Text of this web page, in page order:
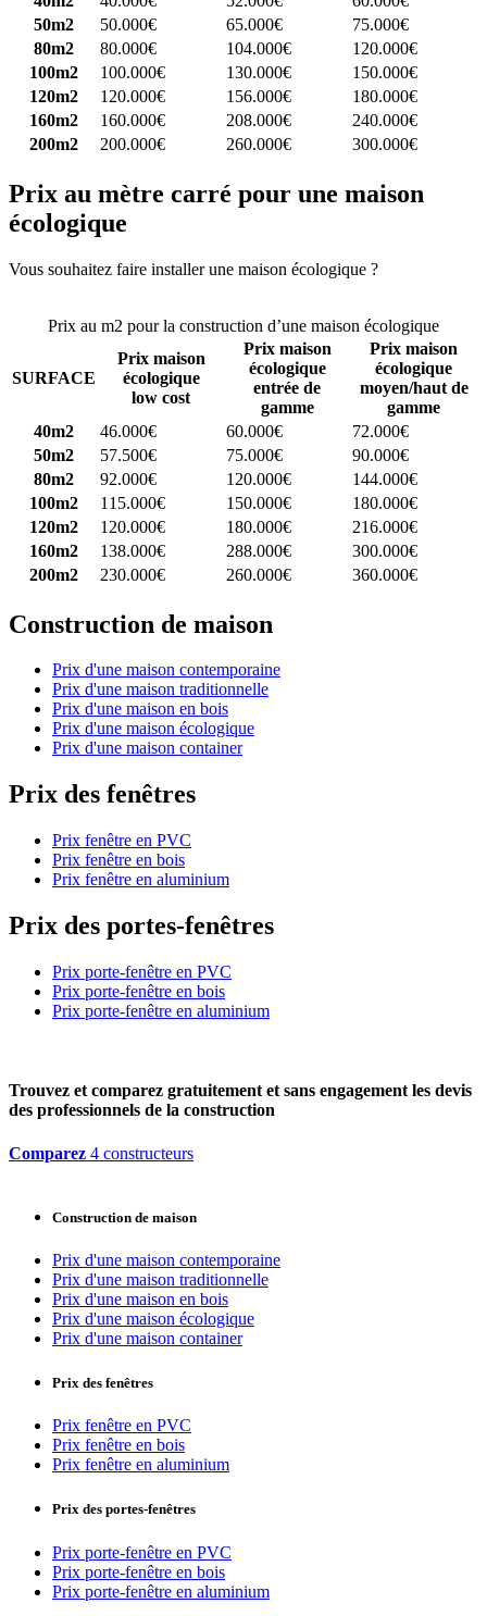
50m2
50.000€ 65.000€
75.000€
80m2
80.000€ 104.000€
120.000€
100m2
100.000€ 130.000€
150.000€
120m2
120.000€ 156.000€
180.000€
160m2
160.000€ 208.000€
240.000€
200m2
200.000€ 260.000€ 300.000€
Prix au mètre carré pour une maison
écologique
Vous souhaitez faire installer une maison écologique ?
Prix au m2 pour la construction d’une maison écologique
SURFACE
Prix maison
écologique
low cost
Prix maison
écologique
entrée de
gamme
Prix maison
écologique
moyen/haut de
gamme
40m2
46.000€ 60.000€
72.000€
50m2
57.500€ 75.000€
90.000€
80m2
92.000€ 120.000€
144.000€
100m2
115.000€ 150.000€
180.000€
120m2
120.000€ 180.000€
216.000€
160m2
138.000€ 288.000€
300.000€
200m2
230.000€ 260.000€ 360.000€
Construction de maison
Prix d'une maison contemporaine
Prix d'une maison traditionnelle
Prix d'une maison en bois
Prix d'une maison écologique
Prix d'une maison container
Prix des fenêtres
Prix fenêtre en PVC
Prix fenêtre en bois
Prix fenêtre en aluminium
Prix des portes-fenêtres
Prix porte-fenêtre en PVC
Prix porte-fenêtre en bois
Prix porte-fenêtre en aluminium
Trouvez et comparez gratuitement et sans engagement les devis
des professionnels de la construction
Comparez 4 constructeurs
Construction de maison
Prix d'une maison contemporaine
Prix d'une maison traditionnelle
Prix d'une maison en bois
Prix d'une maison écologique
Prix d'une maison container
Prix des fenêtres
Prix fenêtre en PVC
Prix fenêtre en bois
Prix fenêtre en aluminium
Prix des portes-fenêtres
Prix porte-fenêtre en PVC
Prix porte-fenêtre en bois
Prix porte-fenêtre en aluminium